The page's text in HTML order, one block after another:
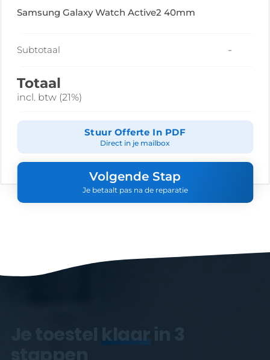
Samsung Galaxy Watch Active2 40mm
Subtotaal -
Totaal
incl. btw (21%)
Stuur Offerte In PDF
Direct in je mailbox
Volgende Stap
Je betaalt pas na de reparatie
klaar